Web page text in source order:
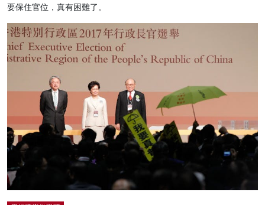
要保住官位，真有困難了。